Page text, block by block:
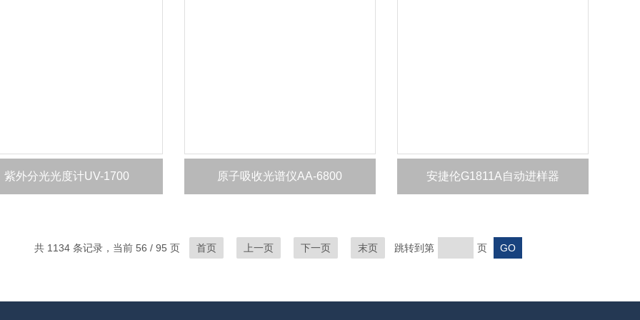
紫外分光光度计UV-1700 原子吸收光谱仪AA-6800 安捷伦G1811A自动进样器
共 1134 条记录，当前 56 / 95 页 首页 上一页 下一页 末页 跳转到第 页